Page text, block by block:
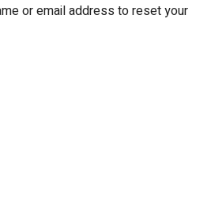
or email address to reset your